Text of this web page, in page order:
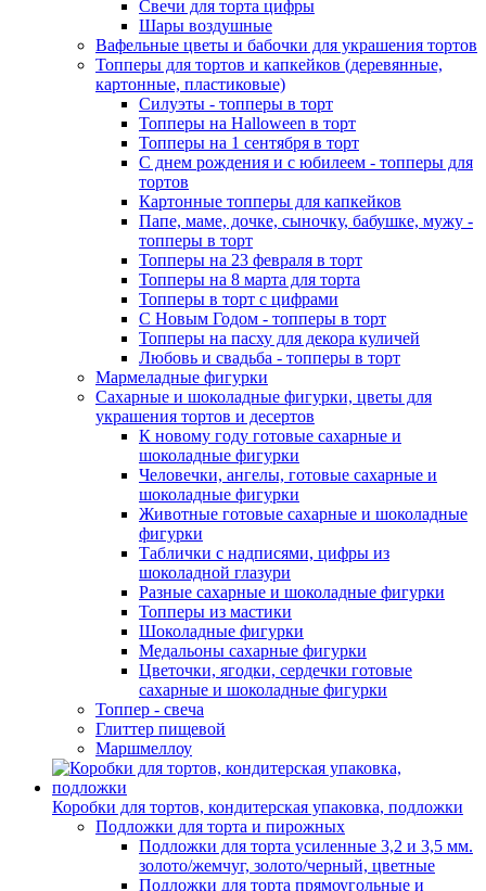
Свечи для торта цифры
Шары воздушные
Вафельные цветы и бабочки для украшения тортов
Топперы для тортов и капкейков (деревянные,
картонные, пластиковые)
Силуэты - топперы в торт
Топперы на Halloween в торт
Топперы на 1 сентября в торт
С днем рождения и с юбилеем - топперы для
тортов
Картонные топперы для капкейков
Папе, маме, дочке, сыночку, бабушке, мужу -
топперы в торт
Топперы на 23 февраля в торт
Топперы на 8 марта для торта
Топперы в торт с цифрами
С Новым Годом - топперы в торт
Топперы на пасху для декора куличей
Любовь и свадьба - топперы в торт
Мармеладные фигурки
Сахарные и шоколадные фигурки, цветы для
украшения тортов и десертов
К новому году готовые сахарные и
шоколадные фигурки
Человечки, ангелы, готовые сахарные и
шоколадные фигурки
Животные готовые сахарные и шоколадные
фигурки
Таблички с надписями, цифры из
шоколадной глазури
Разные сахарные и шоколадные фигурки
Топперы из мастики
Шоколадные фигурки
Медальоны сахарные фигурки
Цветочки, ягодки, сердечки готовые
сахарные и шоколадные фигурки
Топпер - свеча
Глиттер пищевой
Маршмеллоу
Коробки для тортов, кондитерская упаковка, подложки
Подложки для торта и пирожных
Подложки для торта усиленные 3,2 и 3,5 мм.
золото/жемчуг, золото/черный, цветные
Подложки для торта прямоугольные и